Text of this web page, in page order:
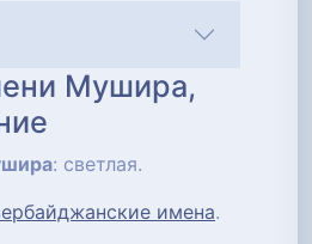
Мушира,
: светлая.
имена.